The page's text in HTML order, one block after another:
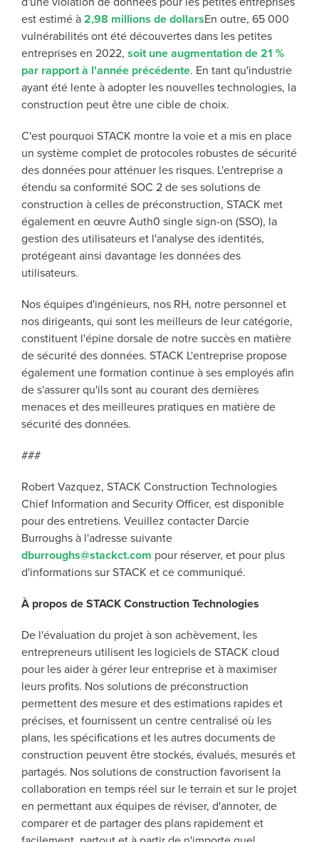
est estimé à 2,98 millions de dollarsEn outre, 65 000
vulnérabilités ont été découvertes dans les petites
entreprises en 2022, soit une augmentation de 21 %
par rapport à l'année précédente. En tant qu'industrie
ayant été lente à adopter les nouvelles technologies, la
construction peut être une cible de choix.
C'est pourquoi STACK montre la voie et a mis en place
un système complet de protocoles robustes de sécurité
des données pour atténuer les risques. L'entreprise a
étendu sa conformité SOC 2 de ses solutions de
construction à celles de préconstruction, STACK met
également en œuvre Auth0 single sign-on (SSO), la
gestion des utilisateurs et l'analyse des identités,
protégeant ainsi davantage les données des
utilisateurs.
Nos équipes d'ingénieurs, nos RH, notre personnel et
nos dirigeants, qui sont les meilleurs de leur catégorie,
constituent l'épine dorsale de notre succès en matière
de sécurité des données. STACK L'entreprise propose
également une formation continue à ses employés afin
de s'assurer qu'ils sont au courant des dernières
menaces et des meilleures pratiques en matière de
sécurité des données.
###
Robert Vazquez, STACK Construction Technologies
Chief Information and Security Officer, est disponible
pour des entretiens. Veuillez contacter Darcie
Burroughs à l'adresse suivante
dburroughs@stackct.com pour réserver, et pour plus
d'informations sur STACK et ce communiqué.
À propos de STACK Construction Technologies
De l'évaluation du projet à son achèvement, les
entrepreneurs utilisent les logiciels de STACK cloud
pour les aider à gérer leur entreprise et à maximiser
leurs profits. Nos solutions de préconstruction
permettent des mesure et des estimations rapides et
précises, et fournissent un centre centralisé où les
plans, les spécifications et les autres documents de
construction peuvent être stockés, évalués, mesurés et
partagés. Nos solutions de construction favorisent la
collaboration en temps réel sur le terrain et sur le projet
en permettant aux équipes de réviser, d'annoter, de
comparer et de partager des plans rapidement et